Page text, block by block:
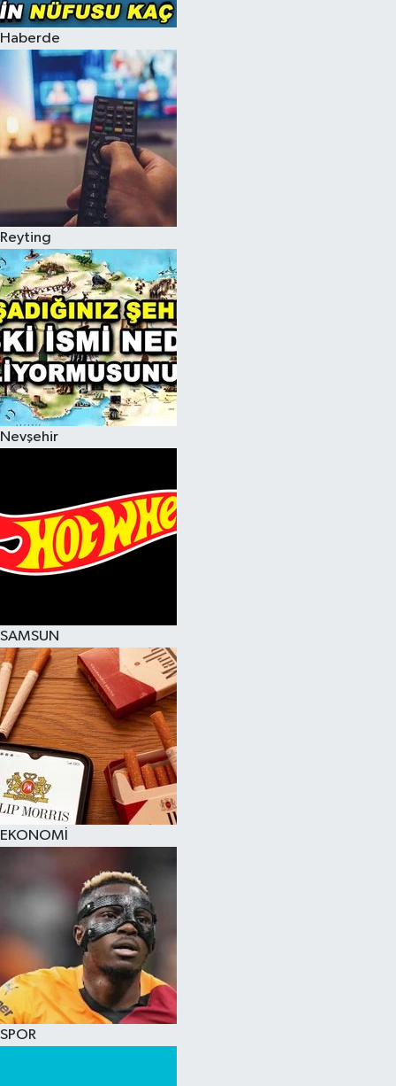
Haberde
Reyting
Nevşehir
SAMSUN
EKONOMİ
SPOR